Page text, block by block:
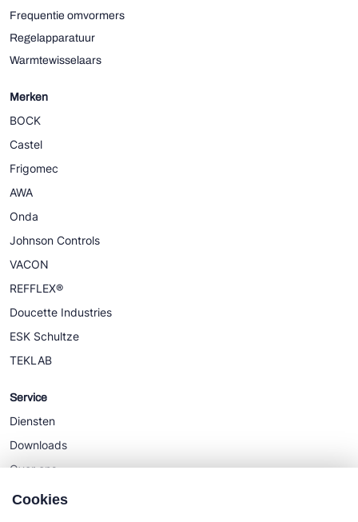
Frequentie omvormers
Regelapparatuur
Warmtewisselaars
Merken
BOCK
Castel
Frigomec
AWA
Onda
Johnson Controls
VACON
REFFLEX®
Doucette Industries
ESK Schultze
TEKLAB
Service
Diensten
Downloads
Over ons
Nieuws
Cookies